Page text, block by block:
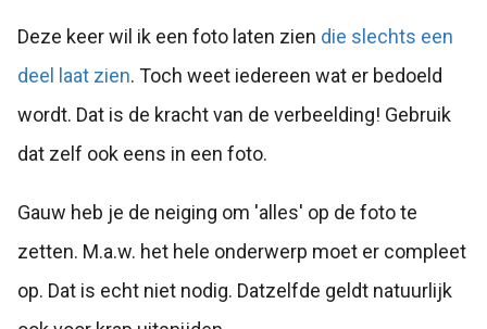
Deze keer wil ik een foto laten zien die slechts een
deel laat zien. Toch weet iedereen wat er bedoeld
wordt. Dat is de kracht van de verbeelding! Gebruik
dat zelf ook eens in een foto.
Gauw heb je de neiging om 'alles' op de foto te
zetten. M.a.w. het hele onderwerp moet er compleet
op. Dat is echt niet nodig. Datzelfde geldt natuurlijk